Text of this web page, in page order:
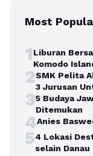
Most
1Liburan
Komodo
2SMK Pelita
3 Jurusan
35 Budaya
Ditemukan
4Anies
54 Lokasi
selain Danau